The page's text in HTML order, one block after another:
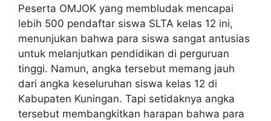
Peserta OMJOK yang membludak mencapai
lebih 500 pendaftar siswa SLTA kelas 12 ini,
menunjukan bahwa para siswa sangat antusias
untuk melanjutkan pendidikan di perguruan
tinggi. Namun, angka tersebut memang jauh
dari angka keseluruhan siswa kelas 12 di
Kabupaten Kuningan. Tapi setidaknya angka
tersebut membangkitkan harapan bahwa para